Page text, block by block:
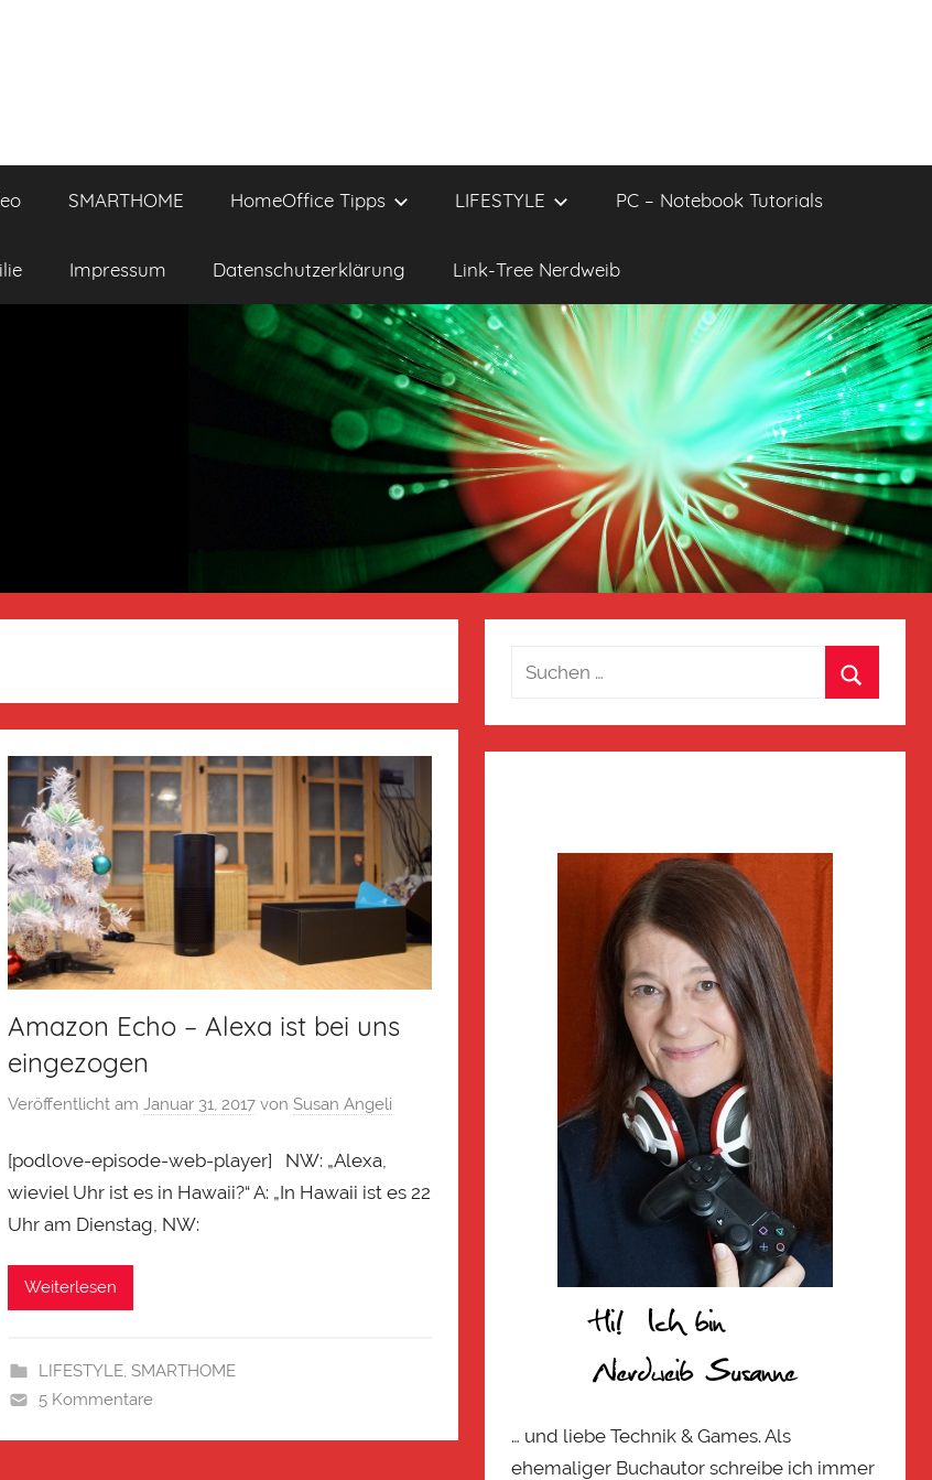
SMARTHOME HomeOffice Tipps LIFESTYLE PC – Notebook Tutorials
Impressum Datenschutzerklärung Link-Tree Nerdweib
Amazon Echo – Alexa ist bei uns
eingezogen
Veröffentlicht amJanuar 31, 2017 vonSusan Angeli
[podlove-episode-web-player] NW: „Alexa,
wieviel Uhr ist es in Hawaii?“ A: „In Hawaii ist es 22
Uhr am Dienstag, NW:
Weiterlesen
LIFESTYLE, SMARTHOME
5 Kommentare
… und liebe Technik & Games. Als
ehemaliger Buchautor schreibe ich immer